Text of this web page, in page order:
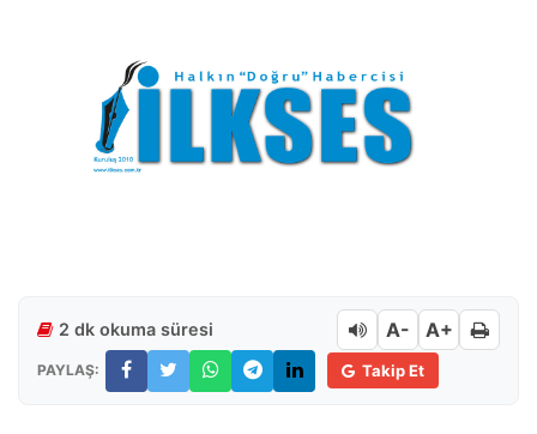
2 dk okuma süresi A- A+
PAYLAŞ: Takip Et